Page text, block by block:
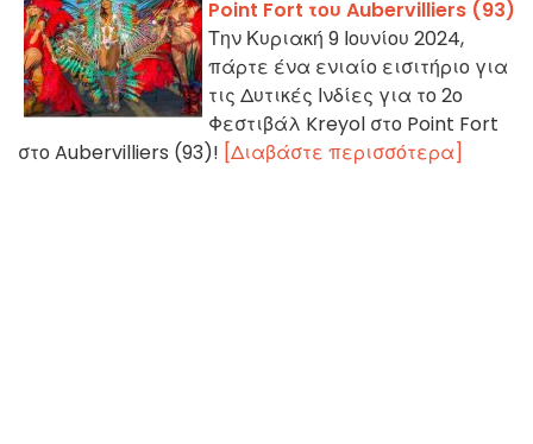
Point Fort του Aubervilliers (93)
Την Κυριακή 9 Ιουνίου 2024,
πάρτε ένα ενιαίο εισιτήριο για
τις Δυτικές Ινδίες για το 2ο
Φεστιβάλ Kreyol στο Point Fort
στο Aubervilliers (93)! [Διαβάστε περισσότερα]